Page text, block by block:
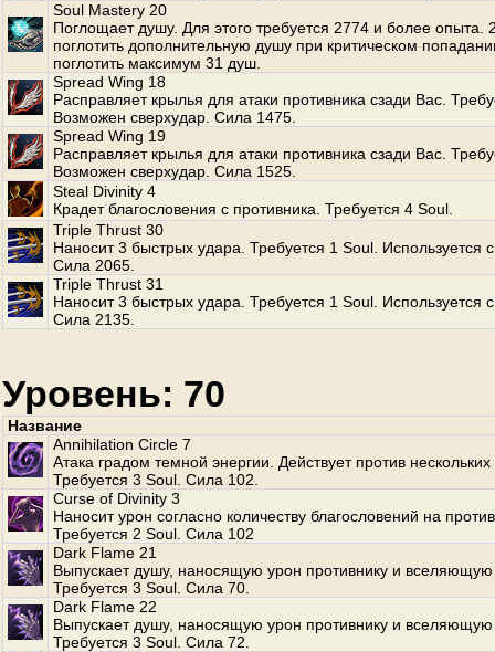
Soul Mastery 20
Поглощает душу. Для этого требуется 2774 и более опыта.
поглотить дополнительную душу при критическом
поглотить максимум 31 душ.
Spread Wing 18
Расправляет крылья для атаки противника сзади Вас.
Возможен сверхудар. Сила 1475.
Spread Wing 19
Расправляет крылья для атаки противника сзади Вас.
Возможен сверхудар. Сила 1525.
Steal Divinity 4
Крадет благословения с противника. Требуется 4 Soul.
Triple Thrust 30
Наносит 3 быстрых удара. Требуется 1 Soul. Используется
Сила 2065.
Triple Thrust 31
Наносит 3 быстрых удара. Требуется 1 Soul. Используется
Сила 2135.
Уровень: 70
Название
Annihilation Circle 7
Атака градом темной энергии. Действует против
Требуется 3 Soul. Сила 102.
Curse of Divinity 3
Наносит урон согласно количеству благословений на
Требуется 2 Soul. Сила 102
Dark Flame 21
Выпускает душу, наносящую урон противнику и вселяющую
Требуется 3 Soul. Сила 70.
Dark Flame 22
Выпускает душу, наносящую урон противнику и вселяющую
Требуется 3 Soul. Сила 72.